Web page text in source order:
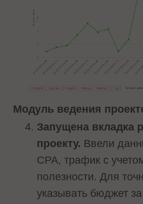
Модуль ведения
Запущена вкладка
проекту. Ввели
CPA, трафик с
полезности. Для
указывать бюджет